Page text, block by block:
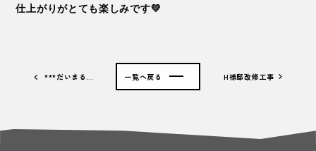
仕上がりがとても楽しみです💛
***だいまる… H様邸改修工事
一覧へ戻る